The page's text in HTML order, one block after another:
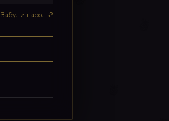
Забули пароль?